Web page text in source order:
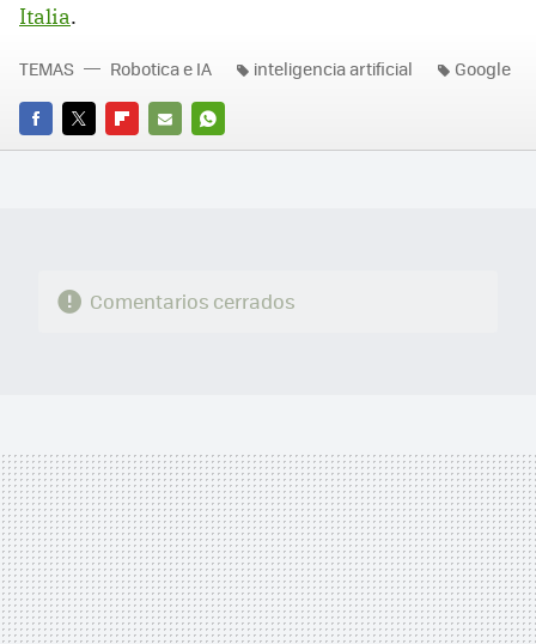
Italia.
FACEBOOK
TWITTERFLIPBOARD
E-
WHATSAPP
TEMAS Robotica e IA inteligencia artificial Google
Comentarios cerrados